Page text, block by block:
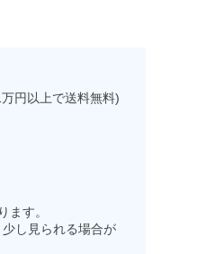
円以上で送料無料)
ます。
し見られる場合が